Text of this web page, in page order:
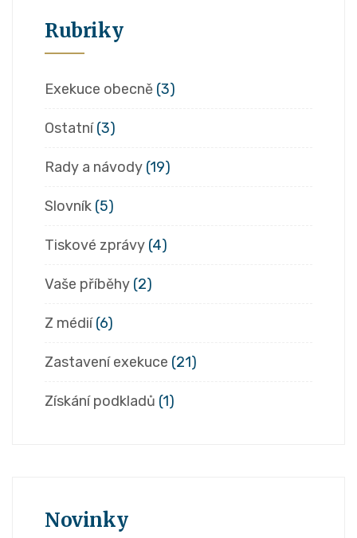
Rubriky
Exekuce obecně (3)
Ostatní(3)
Rady a návody (19)
Slovník (5)
Tiskové zprávy (4)
Vaše příběhy (2)
Z médií(6)
Zastavení exekuce (21)
Získání podkladů (1)
Novinky